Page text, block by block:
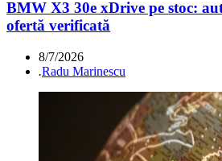
BMW X3 30e xDrive pe stoc:
ofertă verificată
8/7/2026
.Radu Marinescu